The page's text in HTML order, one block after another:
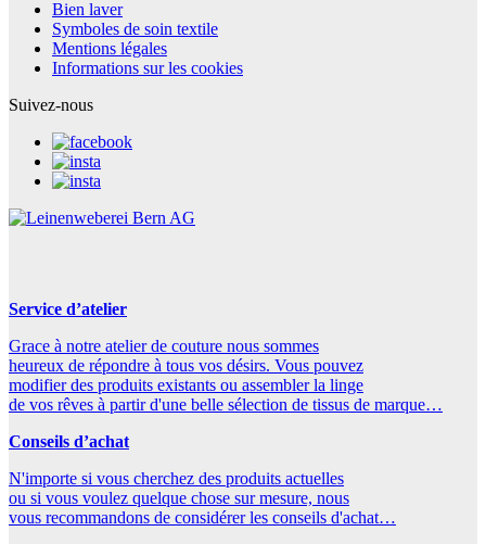
Bien laver
Symboles de soin textile
Mentions légales
Informations sur les cookies
Suivez-nous
Service d’atelier
Grace à notre atelier de couture nous sommes
heureux de répondre à tous vos désirs. Vous pouvez
modifier des produits existants ou assembler la linge
de vos rêves à partir d'une belle sélection de tissus de marque…
Conseils d’achat
N'importe si vous cherchez des produits actuelles
ou si vous voulez quelque chose sur mesure, nous
vous recommandons de considérer les conseils d'achat…